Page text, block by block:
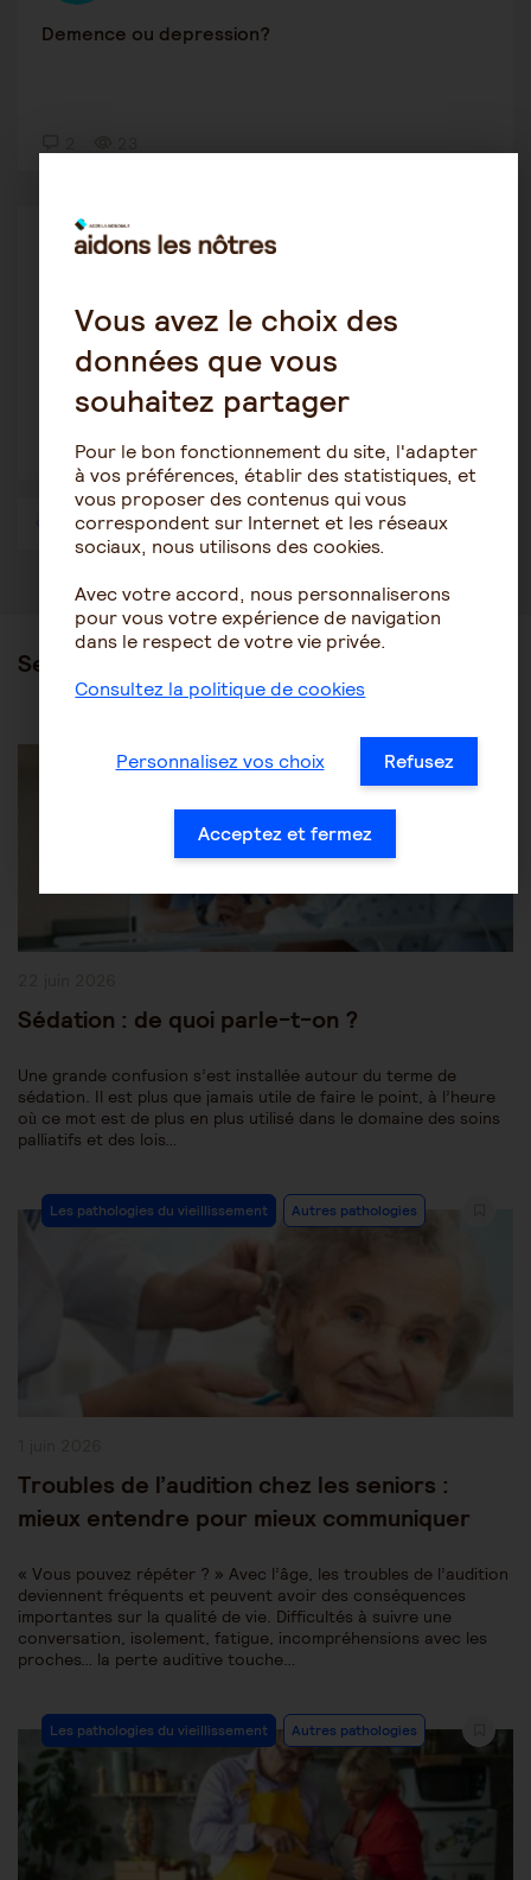
Demence ou depression?
fracture, embolie pu...
34
1 2 3 4 … 36
Ses articles
Category:
Sédation : de quoi parle-t-on ?
Une grande confusion s’est installée autour du terme de
sédation. Il est plus que jamais utile de faire le point, à l’heure
où ce mot est de plus en plus utilisé dans le domaine des soins
palliatifs et des lois…
Post
Category:
Les pathologies du vieillissement Autres pathologies
Troubles de l’audition chez les seniors :
mieux entendre pour mieux communiquer
« Vous pouvez répéter ? » Avec l’âge, les troubles de l’audition
deviennent fréquents et peuvent avoir des conséquences
importantes sur la qualité de vie. Difficultés à suivre une
conversation, isolement, fatigue, incompréhensions avec les
proches… la perte auditive touche…
Post
Category:
Les pathologies du vieillissement Autres pathologies
Vous avez le choix des
données que vous
souhaitez partager
Pour le bon fonctionnement du site, l'adapter
à vos préférences, établir des statistiques, et
vous proposer des contenus qui vous
correspondent sur Internet et les réseaux
sociaux, nous utilisons des cookies.
Avec votre accord, nous personnaliserons
pour vous votre expérience de navigation
dans le respect de votre vie privée.
Consultez la politique de cookies
Personnalisez vos choix Refusez
Acceptez et fermez